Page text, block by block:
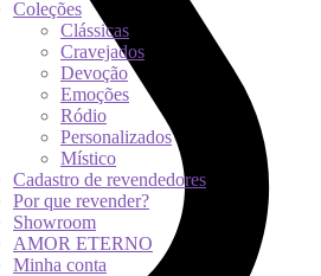
Coleções
Clássicas
Cravejados
Devoção
Emoções
Ródio
Personalizados
Místico
Cadastro de revendedores
Por que revender?
Showroom
AMOR ETERNO
Minha conta